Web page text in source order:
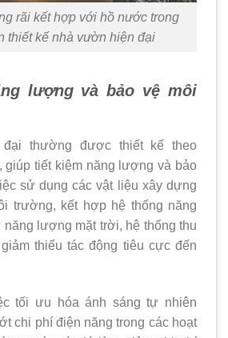
rãi kết hợp với hồ nước trong
thiết kế nhà vườn hiện đại
lượng và bảo vệ môi
thường được thiết kế theo
giúp tiết kiệm năng lượng và bảo
sử dụng các vật liệu xây dựng
trường, kết hợp hệ thống năng
năng lượng mặt trời, hệ thống thu
thiểu tác động tiêu cực đến
tối ưu hóa ánh sáng tự nhiên
chi phí điện năng trong các hoạt